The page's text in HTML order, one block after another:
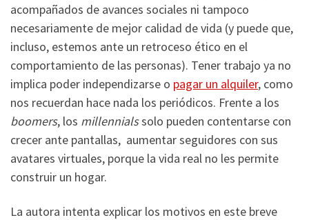
acompañados de avances sociales ni tampoco
necesariamente de mejor calidad de vida (y puede que,
incluso, estemos ante un retroceso ético en el
comportamiento de las personas). Tener trabajo ya no
implica poder independizarse o pagar un alquiler, como
nos recuerdan hace nada los periódicos. Frente a los
boomers, los millennialssolo pueden contentarse con
crecer ante pantallas, aumentar seguidores con sus
avatares virtuales, porque la vida real no les permite
construir un hogar.
La autora intenta explicar los motivos en este breve